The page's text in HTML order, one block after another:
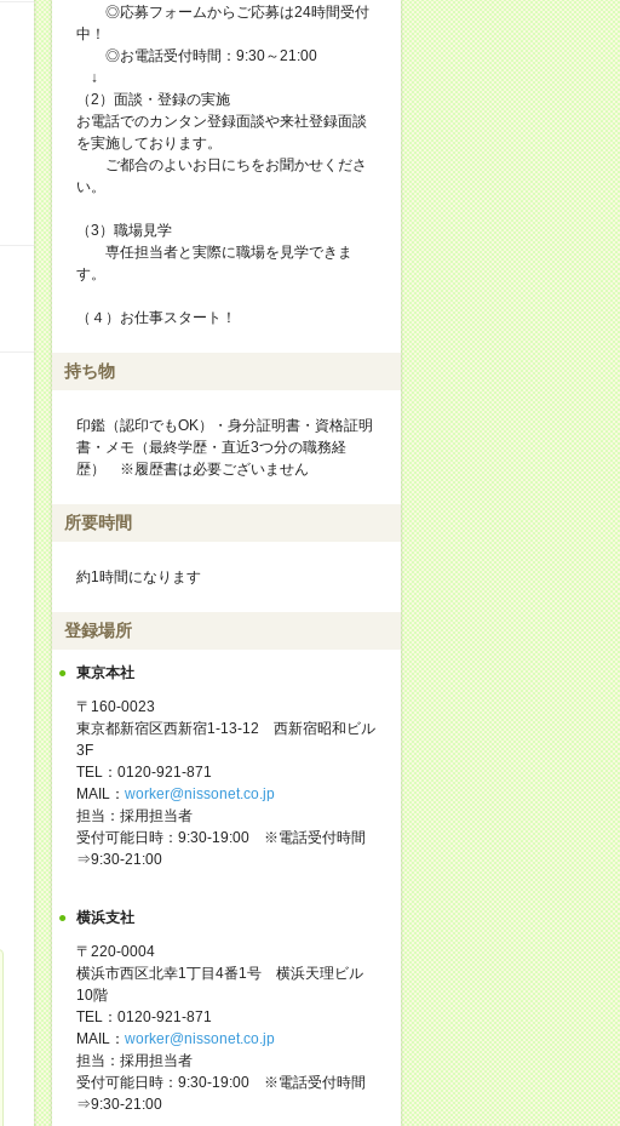
◎応募フォームからご応募は24時間受付
中！
◎お電話受付時間：9:30～21:00
↓
（2）面談・登録の実施
お電話でのカンタン登録面談や来社登録面談
を実施しております。
ご都合のよいお日にちをお聞かせくださ
い。
（3）職場見学
専任担当者と実際に職場を見学できま
す。
（４）お仕事スタート！
持ち物
印鑑（認印でもOK）・身分証明書・資格証明
書・メモ（最終学歴・直近3つ分の職務経
歴） ※履歴書は必要ございません
所要時間
約1時間になります
登録場所
東京本社
〒160-0023
東京都新宿区西新宿1-13-12 西新宿昭和ビル
3F
TEL：0120-921-871
MAIL： worker@nissonet.co.jp
担当：採用担当者
受付可能日時：9:30-19:00 ※電話受付時間
⇒9:30-21:00
横浜支社
〒220-0004
横浜市西区北幸1丁目4番1号 横浜天理ビル
10階
TEL：0120-921-871
MAIL： worker@nissonet.co.jp
担当：採用担当者
受付可能日時：9:30-19:00 ※電話受付時間
⇒9:30-21:00